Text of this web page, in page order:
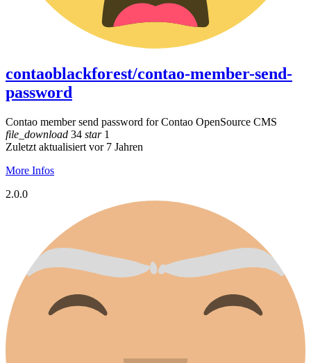
contaoblackforest/contao-member-send-
password
Contao member send password for Contao OpenSource CMS
file_download 34 star1
Zuletzt aktualisiert vor 7 Jahren
More Infos
2.0.0